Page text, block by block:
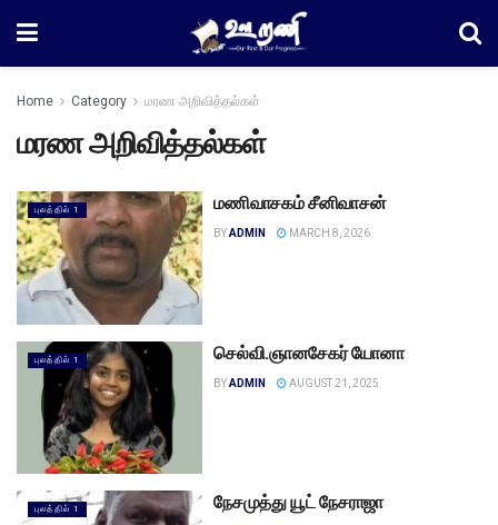
Home Category மரண அறிவித்தல்கள்
மரண அறிவித்தல்கள்
புலத்தில் 1 மணிவாசகம் சீனிவாசன்
BYADMIN MARCH 8, 2026
புலத்தில் 1 செல்வி.ஞானசேகர் யோனா
BYADMIN AUGUST 21, 2025
புலத்தில் 1 நேசமுத்து யூட் நேசராஜா